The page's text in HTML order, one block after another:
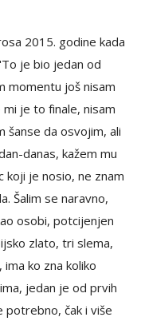
2015. godine kada
je bio jedan od
momentu još nisam
je to finale, nisam
šanse da osvojim, ali
danas, kažem mu
je nosio, ne znam
Šalim se naravno,
osobi, potcijenjen
zlato, tri slema,
ko zna koliko
jedan je od prvih
potrebno, čak i više